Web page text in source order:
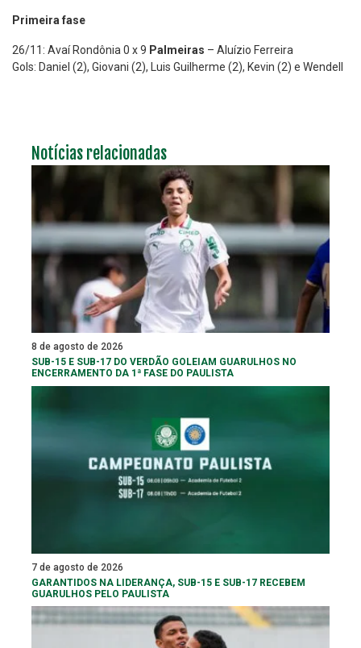
Primeira fase
26/11: Avaí Rondônia 0 x 9 Palmeiras – Aluízio Ferreira
Gols: Daniel (2), Giovani (2), Luis Guilherme (2), Kevin (2) e Wendell
Notícias relacionadas
8 de agosto de 2026
SUB-15 E SUB-17 DO VERDÃO GOLEIAM GUARULHOS NO
ENCERRAMENTO DA 1ª FASE DO PAULISTA
7 de agosto de 2026
GARANTIDOS NA LIDERANÇA, SUB-15 E SUB-17 RECEBEM
GUARULHOS PELO PAULISTA